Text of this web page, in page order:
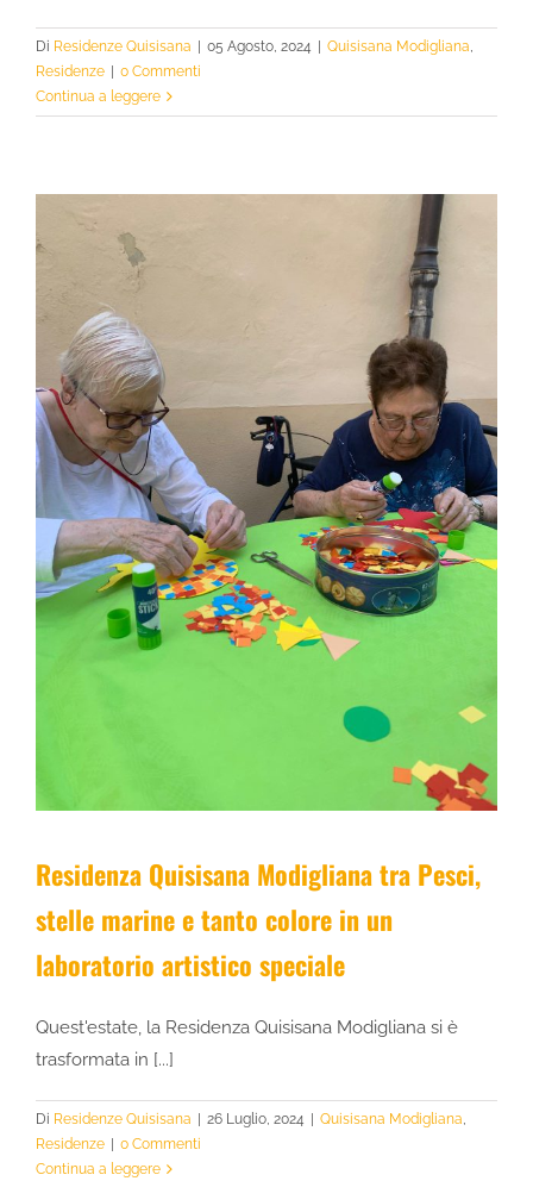
Di Residenze Quisisana 05 Agosto, 2024 Quisisana Modigliana,
Residenze
0 Commenti
Continua a leggere
Residenza Quisisana Modigliana tra Pesci,
stelle marine e tanto colore in un
laboratorio artistico speciale
Quest'estate, la Residenza Quisisana Modigliana si è
trasformata in [...]
Di Residenze Quisisana | 26 Luglio, 2024 | Quisisana Modigliana
Residenze | 0 Commenti
Continua a leggere